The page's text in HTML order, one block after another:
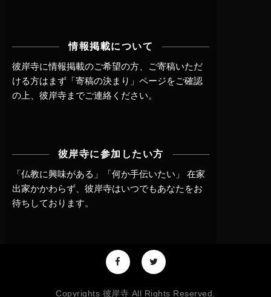
情報掲載について
彼岸寺に情報掲載のご希望の方、ご寄稿いただ
ける方はまず 「寄稿の決まり」ページをご確認
の上、 彼岸寺までご連絡 ください。
彼岸寺に参加したい方
「仏教に興味がある」「何か手伝いたい」 在家
出家かかわらず、 彼岸寺はいつでもあなたをお
待ちしております。
Copyrights 彼岸寺 All Rights Reserved.